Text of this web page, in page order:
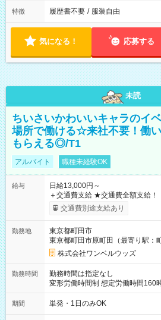
特徴 履歴書不要 / 服装自由
気になる！ 応募する
未読
ちいさいかわいいキャラのイ
場所で働ける☆来社不要！働
もらえる◎/T1
アルバイト 職種未経験OK
給与
日給13,000円～
＋交通費支給 ★交通費全額支給！ ┗案件により規定あり ★日払
いOK！（規定あり） ┗働いたそ
ンビニATMから 日払い分を引き落とせます！
交通費別途支給あり
勤務地
東京都町田市
東京都町田市原町田（最寄り駅：
株式会社ワンベルウッズ
勤務時間
勤務時間は指定なし
変形労働時間制 想定労働時間160時間/月 【シフト例
～21：00
期間 単発・1日のみOK